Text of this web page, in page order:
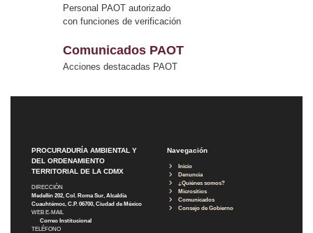
Personal PAOT autorizado
con funciones de verificación
Comunicados PAOT
Acciones destacadas PAOT
PROCURADURÍA AMBIENTAL Y
DEL ORDENAMIENTO
TERRITORIAL DE LA CDMX
DIRECCIÓN
Medellín 202, Col. Roma Sur, Alcaldía
Cuauhtémoc, C.P. 06700, Ciudad de México
WEB E-MAIL
Correo Institucional
TELÉFONO
Navegación
Inicio
Denuncia
¿Quiénes somos?
Micrositios
Comunicados
Consejo de Gobierno